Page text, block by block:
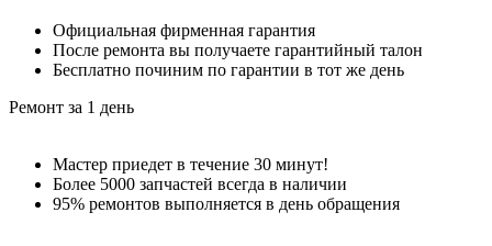
Официальная фирменная гарантия
После ремонта вы получаете гарантийный талон
Бесплатно починим по гарантии в тот же день
Ремонт за 1 день
Мастер приедет в течение 30 минут!
Более 5000 запчастей всегда в наличии
95% ремонтов выполняется в день обращения